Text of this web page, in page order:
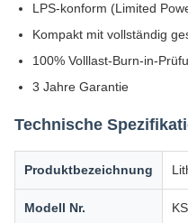
LPS-konform (Limited
Kompakt mit vollständig
100% Volllast-Burn-in-
3 Jahre Garantie
Technische
Produktbezeichnung
Modell Nr.